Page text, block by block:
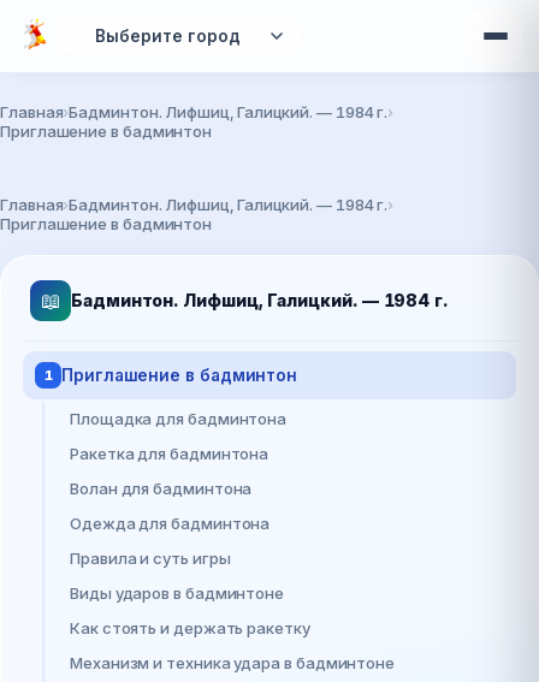
Перейти к основному содержанию
Вы здесь
Главная Бадминтон. Лифшиц, Галицкий. — 1984 г.
Приглашение в бадминтон
Главная Бадминтон. Лифшиц, Галицкий. — 1984 г.
Приглашение в бадминтон
📖 Бадминтон. Лифшиц, Галицкий. — 1984 г.
1 Приглашение в бадминтон
Площадка для бадминтона
Ракетка для бадминтона
Волан для бадминтона
Одежда для бадминтона
Правила и cуть игры
Виды ударов в бадминтоне
Как стоять и держать ракетку
Механизм и техника удара в бадминтоне